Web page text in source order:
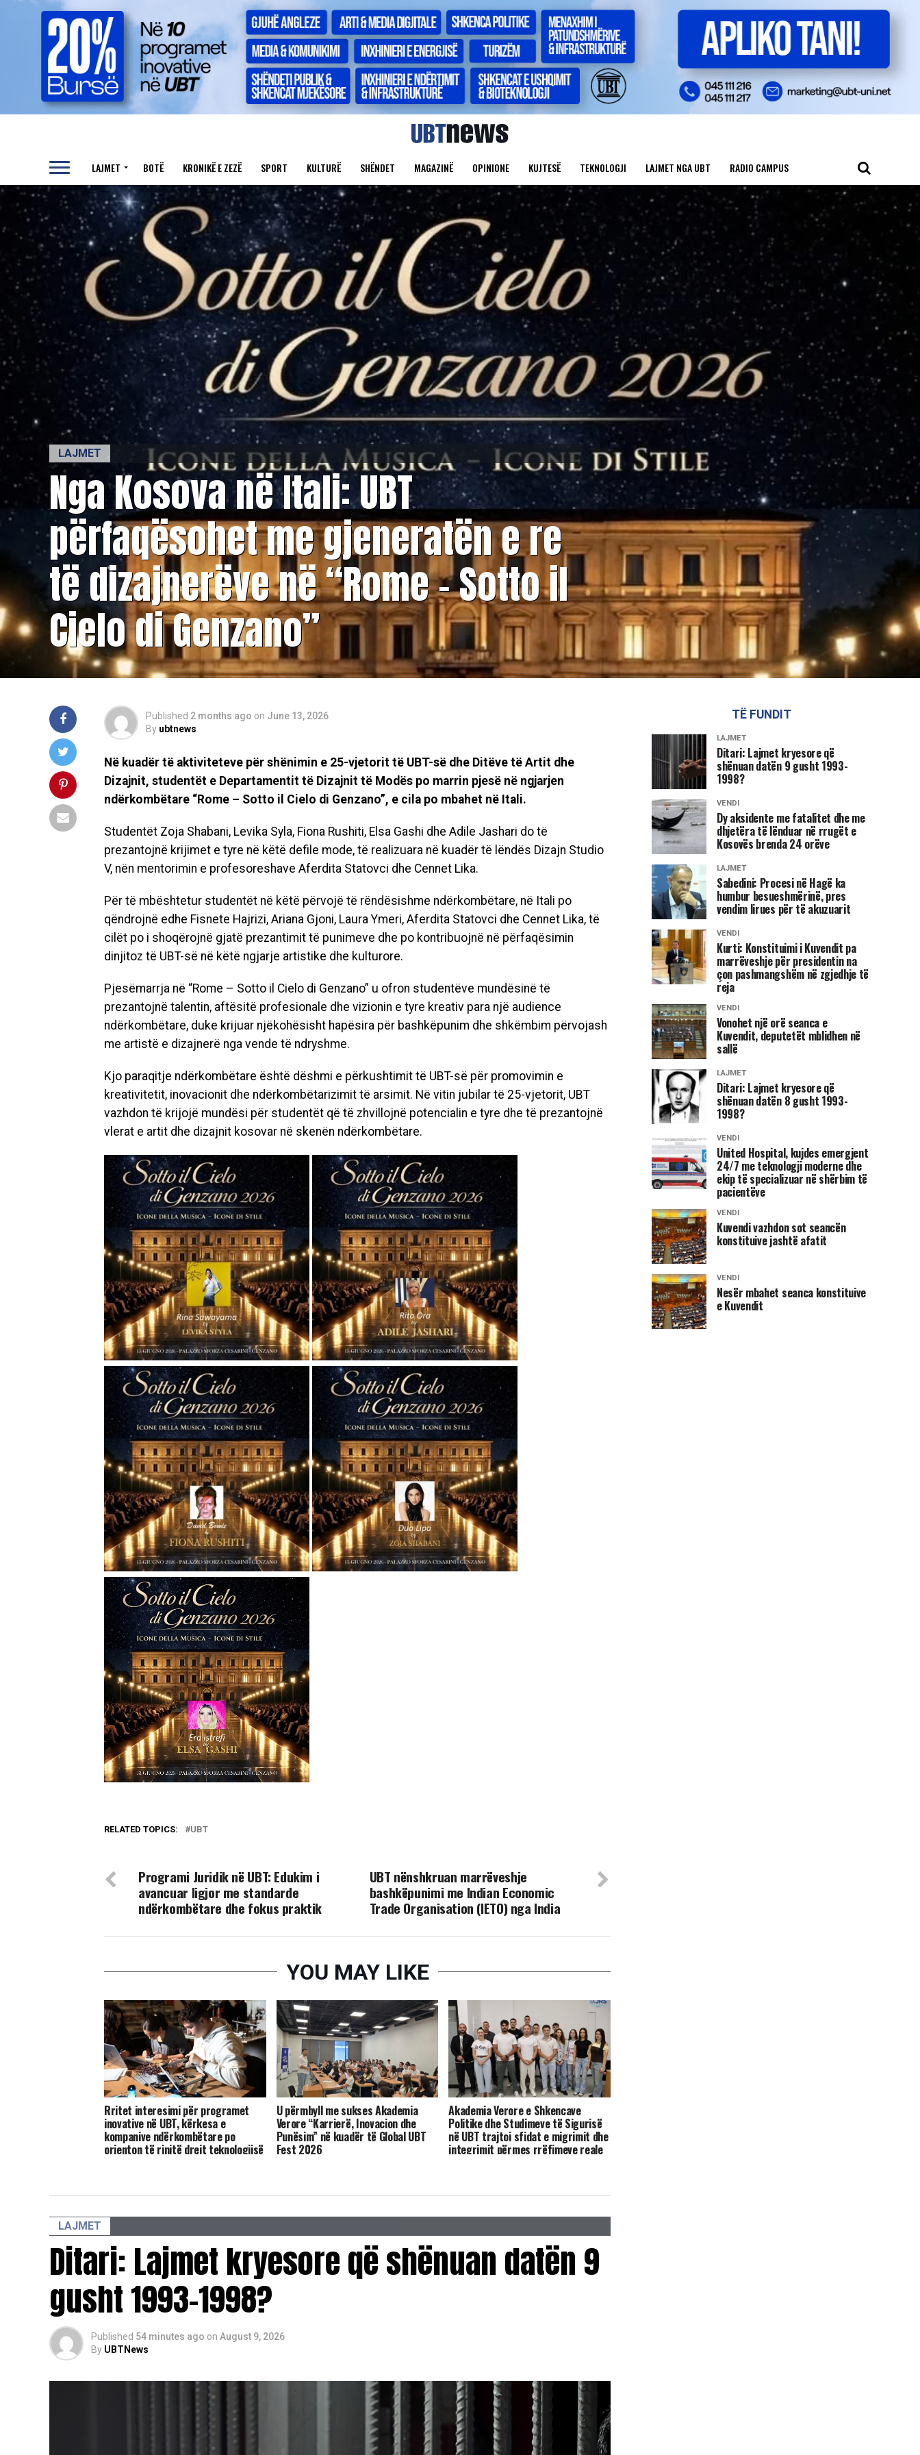
LAJMET BOTË KRONIKË E ZEZË SPORT KULTURË SHËNDET MAGAZINË OPINIONE KUJTESË TEKNOLOGJI LAJMET NGA UBT RADIO CAMPUS
LAJMET
Nga Kosova në Itali: UBT
përfaqësohet me gjeneratën e re
të dizajnerëve në “Rome – Sotto il
Cielo di Genzano”
Published 2 months ago on June 13, 2026
By ubtnews
Në kuadër të aktiviteteve për shënimin e 25-vjetorit të UBT-së dhe Ditëve të Artit dhe
Dizajnit, studentët e Departamentit të Dizajnit të Modës po marrin pjesë në ngjarjen
ndërkombëtare “Rome – Sotto il Cielo di Genzano”, e cila po mbahet në Itali.
Studentët Zoja Shabani, Levika Syla, Fiona Rushiti, Elsa Gashi dhe Adile Jashari do të
prezantojnë krijimet e tyre në këtë defile mode, të realizuara në kuadër të lëndës Dizajn Studio
V, nën mentorimin e profesoreshave Aferdita Statovci dhe Cennet Lika.
Për të mbështetur studentët në këtë përvojë të rëndësishme ndërkombëtare, në Itali po
qëndrojnë edhe Fisnete Hajrizi, Ariana Gjoni, Laura Ymeri, Aferdita Statovci dhe Cennet Lika, të
cilët po i shoqërojnë gjatë prezantimit të punimeve dhe po kontribuojnë në përfaqësimin
dinjitoz të UBT-së në këtë ngjarje artistike dhe kulturore.
Pjesëmarrja në “Rome – Sotto il Cielo di Genzano” u ofron studentëve mundësinë të
prezantojnë talentin, aftësitë profesionale dhe vizionin e tyre kreativ para një audience
ndërkombëtare, duke krijuar njëkohësisht hapësira për bashkëpunim dhe shkëmbim përvojash
me artistë e dizajnerë nga vende të ndryshme.
Kjo paraqitje ndërkombëtare është dëshmi e përkushtimit të UBT-së për promovimin e
kreativitetit, inovacionit dhe ndërkombëtarizimit të arsimit. Në vitin jubilar të 25-vjetorit, UBT
vazhdon të krijojë mundësi për studentët që të zhvillojnë potencialin e tyre dhe të prezantojnë
vlerat e artit dhe dizajnit kosovar në skenën ndërkombëtare.
RELATED TOPICS: UBT
UBT nënshkruan marrëveshje
bashkëpunimi me Indian Economic
Trade Organisation (IETO) nga India
Programi Juridik në UBT: Edukim i
avancuar ligjor me standarde
ndërkombëtare dhe fokus praktik
YOU MAY LIKE
Rritet interesimi për programet
inovative në UBT, kërkesa e
kompanive ndërkombëtare po
orienton të rinjtë drejt teknologjisë
U përmbyll me sukses Akademia
Verore “Karrierë, Inovacion dhe
Punësim” në kuadër të Global UBT
Fest 2026
Akademia Verore e Shkencave
Politike dhe Studimeve të Sigurisë
në UBT trajtoi sfidat e migrimit dhe
integrimit përmes rrëfimeve reale
LAJMET
Ditari: Lajmet kryesore që shënuan datën 9
gusht 1993-1998?
Published 54 minutes ago on August 9, 2026
By UBTNews
TË FUNDIT
LAJMET
Ditari: Lajmet kryesore që
shënuan datën 9 gusht 1993-
1998?
VENDI
Dy aksidente me fatalitet dhe me
dhjetëra të lënduar në rrugët e
Kosovës brenda 24 orëve
LAJMET
Sabedini: Procesi në Hagë ka
humbur besueshmërinë, pres
vendim lirues për të akuzuarit
VENDI
Kurti: Konstituimi i Kuvendit pa
marrëveshje për presidentin na
çon pashmangshëm në zgjedhje të
reja
VENDI
Vonohet një orë seanca e
Kuvendit, deputetët mblidhen në
sallë
LAJMET
Ditari: Lajmet kryesore që
shënuan datën 8 gusht 1993-
1998?
VENDI
United Hospital, kujdes emergjent
24/7 me teknologji moderne dhe
ekip të specializuar në shërbim të
pacientëve
VENDI
Kuvendi vazhdon sot seancën
konstituive jashtë afatit
VENDI
Nesër mbahet seanca konstituive
e Kuvendit